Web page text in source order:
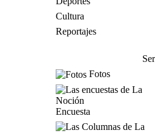
Cultura
Reportajes
Fotos
Encuesta